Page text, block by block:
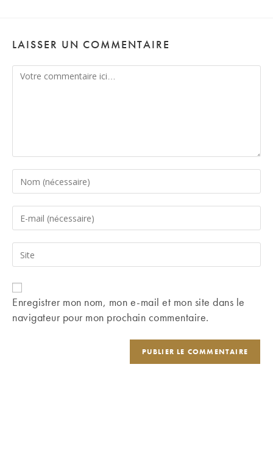
LAISSER UN COMMENTAIRE
Comment
Enter
your
name
comment
Enter
your
email
address
comment
Saisir
l’URL
de
votre
(facultatif)
Enregistrer mon nom, mon e-mail et mon site dans le
navigateur pour mon prochain commentaire.